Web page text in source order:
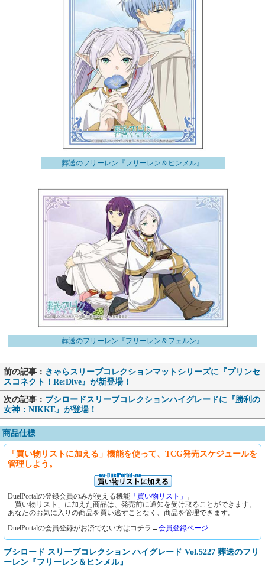
葬送のフリーレン『フリーレン＆ヒンメル』
葬送のフリーレン『フリーレン＆フェルン』
前の記事： きゃらスリーブコレクションマットシリーズに『プリンセ
スコネクト！Re:Dive』が新登場！
次の記事： ブシロードスリーブコレクションハイグレードに『勝利の
女神：NIKKE』が登場！
商品仕様
「買い物リストに加える」機能を使って、TCG発売スケジュールを
管理しよう。
DuelPortalの登録会員のみが使える機能 「買い物リスト」 。
「買い物リスト」に加えた商品は、発売前に通知を受け取ることができます。
あなたのお気に入りの商品を買い逃すことなく、商品を管理できます。
DuelPortalの会員登録がお済でない方はコチラ→会員登録ページ
ブシロード スリーブコレクション ハイグレード Vol.5227 葬送のフリ
ーレン『フリーレン＆ヒンメル』